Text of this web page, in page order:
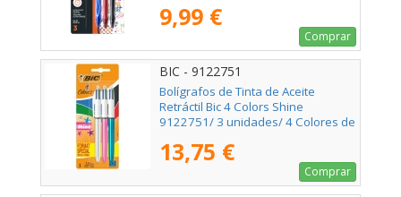
9,99 €
Comprar
BIC - 9122751
Bolígrafos de Tinta de Aceite
Retráctil Bic 4 Colors Shine
9122751/ 3 unidades/ 4 Colores de
13,75 €
Comprar